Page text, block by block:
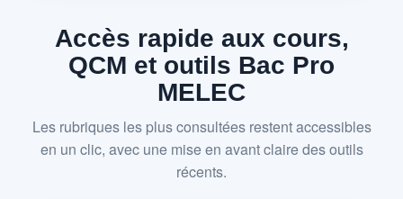
Accès rapide aux cours,
QCM et outils Bac Pro
MELEC
Les rubriques les plus consultées restent accessibles
en un clic, avec une mise en avant claire des outils
récents.